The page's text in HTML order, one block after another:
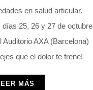
en salud articular.
días 25, 26 y 27 de octubre
Auditorio AXA (Barcelona)
que el dolor te frene!
MÁS